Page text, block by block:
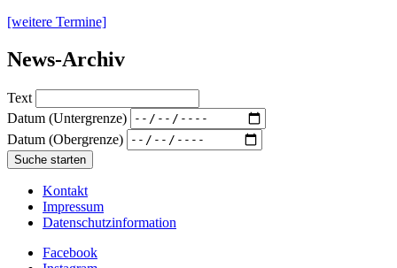
[weitere Termine]
News-Archiv
Text
Datum (Untergrenze)
Datum (Obergrenze)
Kontakt
Impressum
Datenschutzinformation
Facebook